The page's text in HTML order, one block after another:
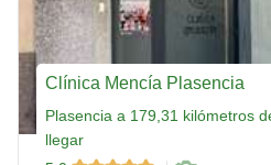
Clínica Mencía Plasencia
Plasencia a 179,31 kilómetros
llegar